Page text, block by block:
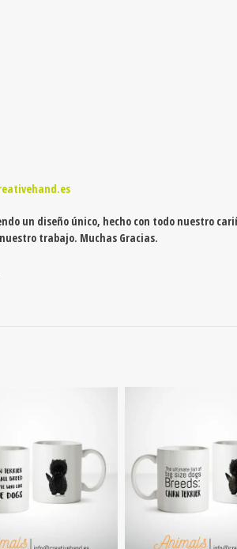
un diseño único, hecho con todo nuestro
trabajo. Muchas Gracias.